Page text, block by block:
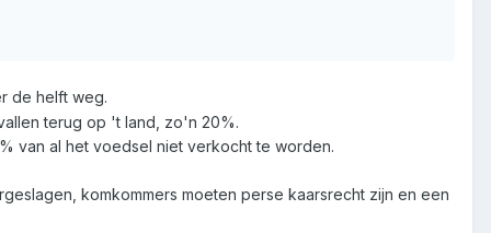
de helft weg.
terug op 't land, zo'n 20%.
van al het voedsel niet verkocht te worden.
komkommers moeten perse kaarsrecht zijn en een